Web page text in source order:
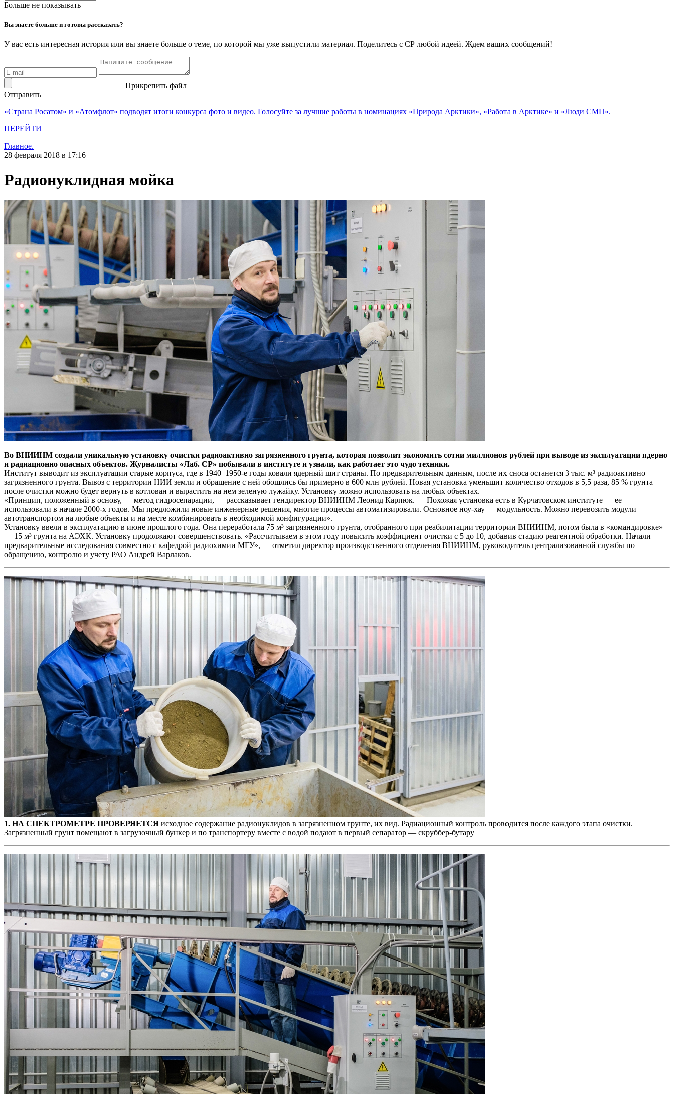
Больше не показывать
Вы знаете больше и готовы рассказать?
У вас есть интересная история или вы знаете больше о теме, по которой мы уже выпустили материал. Поделитесь с СР любой идеей. Ждем ваших сообщений!
Прикрепить файл
Отправить
«Страна Росатом» и «Атомфлот» подводят итоги конкурса фото и видео. Голосуйте за лучшие работы в номинациях «Природа Арктики», «Работа в Арктике» и «Люди СМП».
ПЕРЕЙТИ
Главное.
28 февраля 2018 в 17:16
Радионуклидная мойка
Во ВНИИНМ создали уникальную установку очистки радиоактивно загрязненного грунта, которая позволит экономить сотни миллионов рублей при выводе из эксплуатации ядерно
и радиационно опасных объектов. Журналисты «Лаб. СР» побывали в институте и узнали, как работает это чудо техники.
Институт выводит из эксплуатации старые корпуса, где в 1940–1950-е годы ковали ядерный щит страны. По предварительным данным, после их сноса останется 3 тыс. м³ радиоактивно
загрязненного грунта. Вывоз с территории НИИ земли и обращение с ней обошлись бы примерно в 600 млн рублей. Новая установка уменьшит количество отходов в 5,5 раза, 85 % грунта
после очистки можно будет вернуть в котлован и вырастить на нем зеленую лужайку. Установку можно использовать на любых объектах.
«Принцип, положенный в основу, — метод гидросепарации, — рассказывает гендиректор ВНИИНМ Леонид Карпюк. — Похожая установка есть в Курчатовском институте — ее
использовали в начале 2000-х годов. Мы предложили новые инженерные решения, многие процессы автоматизировали. Основное ноу-хау — модульность. Можно перевозить модули
автотранспортом на любые объекты и на месте комбинировать в необходимой конфигурации».
Установку ввели в эксплуатацию в июне прошлого года. Она переработала 75 м³ загрязненного грунта, отобранного при реабилитации территории ВНИИНМ, потом была в «командировке»
— 15 м³ грунта на АЭХК. Установку продолжают совершенствовать. «Рассчитываем в этом году повысить коэффициент очистки с 5 до 10, добавив стадию реагентной обработки. Начали
предварительные исследования совместно с кафедрой радиохимии МГУ», — отметил директор производственного отделения ВНИИНМ, руководитель централизованной службы по
обращению, контролю и учету РАО Андрей Варлаков.
1. НА СПЕКТРОМЕТРЕ ПРОВЕРЯЕТСЯ исходное содержание радионуклидов в загрязненном грунте, их вид. Радиационный контроль проводится после каждого этапа очистки.
Загрязненный грунт помещают в загрузочный бункер и по транспортеру вместе с водой подают в первый сепаратор — скруббер-бутару